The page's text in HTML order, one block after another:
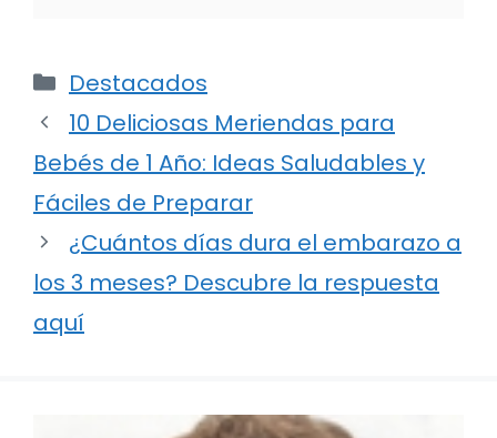
Categorías
Destacados
10 Deliciosas Meriendas para
Bebés de 1 Año: Ideas Saludables y
Fáciles de Preparar
¿Cuántos días dura el embarazo a
los 3 meses? Descubre la respuesta
aquí